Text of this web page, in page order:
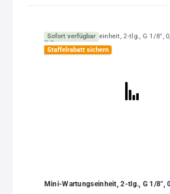
Sofort verfügbar
Staffelrabatt sichern
Mini-Wartungseinheit, 2-tlg., G 1/8",